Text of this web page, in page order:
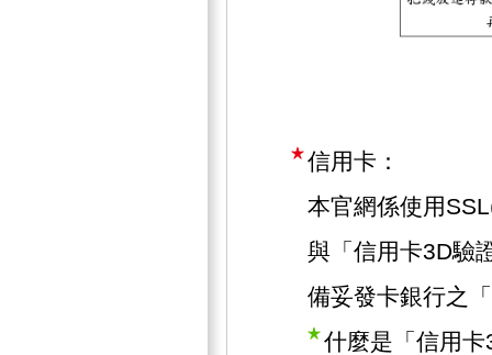
信用卡：
本官網係使用
與「信用卡3D驗
備妥發卡銀行之
什麼是「信用